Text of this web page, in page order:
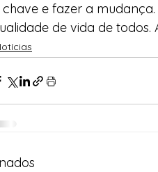
chave e fazer a
de vida de